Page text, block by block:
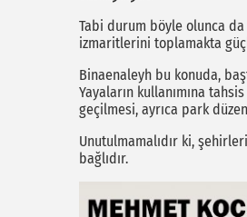
Tabi durum böyle olunca
izmaritlerini toplamakta
Binaenaleyh bu konuda,
Yayaların kullanımına
geçilmesi, ayrıca park
Unutulmamalıdır ki,
bağlıdır.